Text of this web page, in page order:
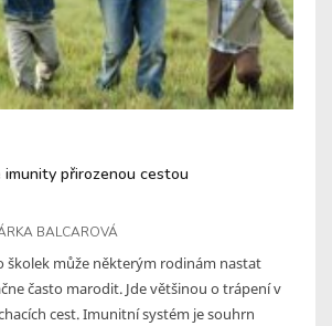
přirozenou cestou
BALCAROVÁ
školek může některým rodinám nastat
často marodit. Jde většinou o trápení v
cest. Imunitní systém je souhrn